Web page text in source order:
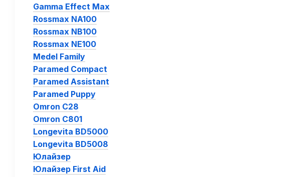
Gamma Effect Max
Rossmax NA100
Rossmax NB100
Rossmax NE100
Medel Family
Paramed Compact
Paramed Assistant
Paramed Puppy
Omron C28
Omron C801
Longevita BD5000
Longevita BD5008
Юлайзер
Юлайзер First Aid